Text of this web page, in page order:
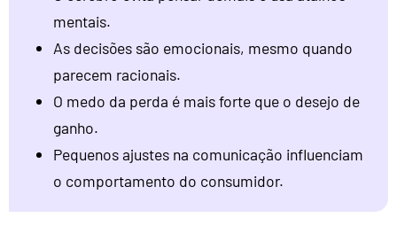
mentais.
As decisões são emocionais, mesmo quando
parecem racionais.
O medo da perda é mais forte que o desejo de
ganho.
Pequenos ajustes na comunicação influenciam
o comportamento do consumidor.